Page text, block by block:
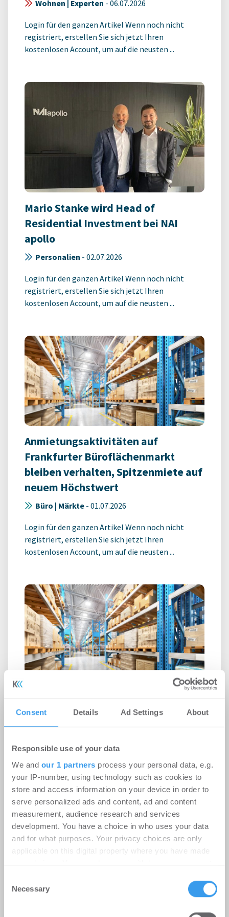
Consent Details Ad Settings About
Responsible use of your data
We and our 1 partners process your personal data, e.g.
your IP-number, using technology such as cookies to
store and access information on your device in order to
serve personalized ads and content, ad and content
measurement, audience research and services
development. You have a choice in who uses your data
and for what purposes. Your privacy choices are only
applicable on this digital property where you have made
the Privacy trigger icon.
Find out more about how your personal data is processed
Selection
Necessary
Wohnen | Experten - 06.07.2026
Login für den ganzen Artikel Wenn noch nicht
registriert, erstellen Sie sich jetzt Ihren
kostenlosen Account, um auf die neusten ...
Mario Stanke wird Head of
Residential Investment bei NAI
apollo
Personalien - 02.07.2026
Login für den ganzen Artikel Wenn noch nicht
registriert, erstellen Sie sich jetzt Ihren
kostenlosen Account, um auf die neusten ...
Anmietungsaktivitäten auf
Frankfurter Büroflächenmarkt
bleiben verhalten, Spitzenmiete auf
neuem Höchstwert
Büro | Märkte - 01.07.2026
Login für den ganzen Artikel Wenn noch nicht
registriert, erstellen Sie sich jetzt Ihren
kostenlosen Account, um auf die neusten ...
deutschen Transaktionsmarkt für
Wohnen | Märkte- 09.04.2026
Login für den ganzen Artikel Wenn noch nicht
registriert, erstellen Sie sich jetzt Ihren
kostenlosen Account, um auf die neusten ...